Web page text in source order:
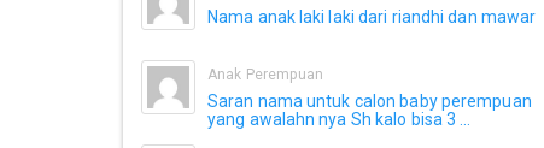
Nama anak laki laki dari riandhi dan mawar
Anak Perempuan
Saran nama untuk calon baby perempuan
yang awalahn nya Sh kalo bisa 3 ...